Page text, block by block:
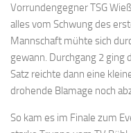
Vorrundengegner TSG
alles vom Schwung des
Mannschaft mühte sich
gewann. Durchgang 2 ging
Satz reichte dann eine
drohende Blamage noch
So kam es im Finale zum